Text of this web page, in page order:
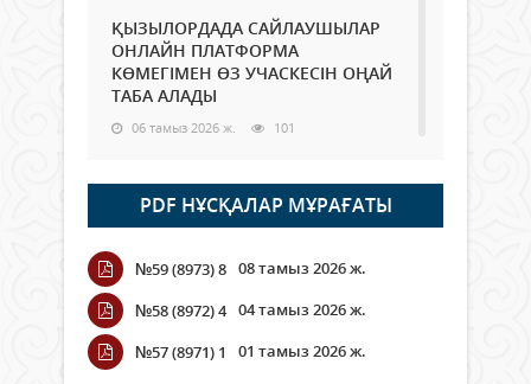
ҚЫЗЫЛОРДАДА САЙЛАУШЫЛАР
ОНЛАЙН ПЛАТФОРМА
КӨМЕГІМЕН ӨЗ УЧАСКЕСІН ОҢАЙ
ТАБА АЛАДЫ
06 тамыз 2026 ж. 101
Open Air: Қызылорда облысы
полиция департаменті 20
мыңнан астам көрерменнің
қауіпсіздігін қамтамасыз етті
06 тамыз 2026 ж.
Wi-Fi ҚАБЫРҒА АРҚЫЛЫ ҚАЛАЙ
ӨТЕДІ?
PDF НҰСҚАЛАР МҰРАҒАТЫ
№59 (8973) 8 08 тамыз 2026 ж.
№58 (8972) 4 04 тамыз 2026 ж.
№57 (8971) 1
01 тамыз 2026 ж.